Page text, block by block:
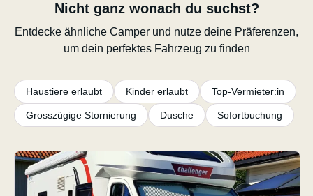
Nicht ganz wonach du suchst?
Entdecke ähnliche Camper und nutze deine Präferenzen,
um dein perfektes Fahrzeug zu finden
Haustiere erlaubt Kinder erlaubt Top-Vermieter:in
Grosszügige Stornierung Dusche Sofortbuchung